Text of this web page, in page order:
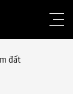
đất